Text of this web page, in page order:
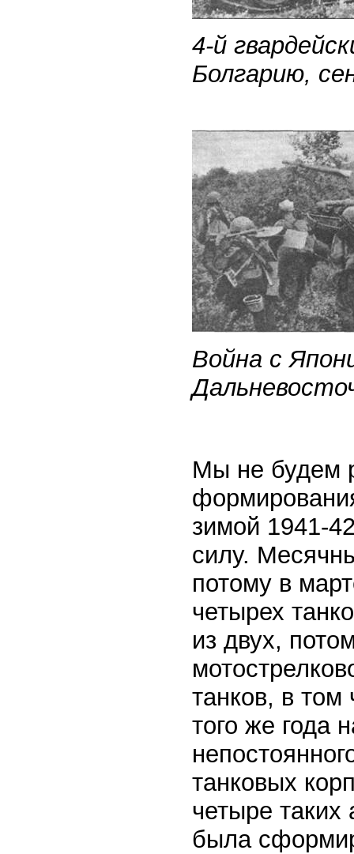
4-й
Болгарию,
Война с
Мы не будем
зимой 1941-
силу.
потому в
четырех
из двух,
танков, в том
того же года
танковых
четыре
была